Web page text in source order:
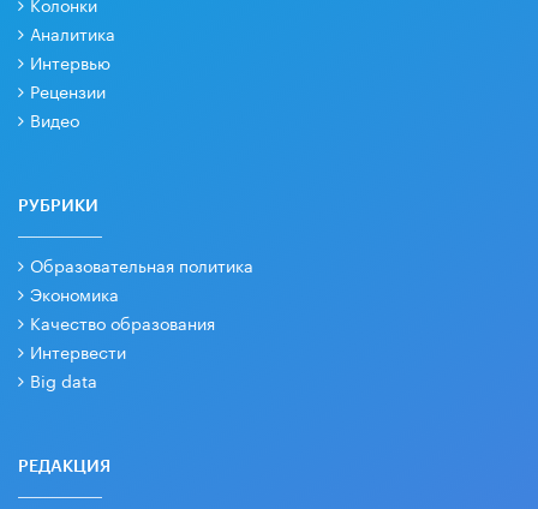
Аналитика
Интервью
Рецензии
Видео
РУБРИКИ
Образовательная политика
Экономика
Качество образования
Интервести
Big data
РЕДАКЦИЯ